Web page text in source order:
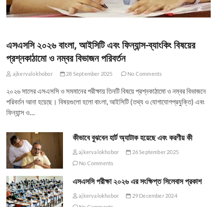
এসএসসি ২০২৬ বাংলা, আইসিটি এবং ফিন্যান্স-ব্যাংকিং বিষয়ের
প্রশ্নকাঠামো ও নম্বর বিভাজন পরিবর্তন
ajkervalokhobor 28 September 2025 No Comments
২০২৬ সালের এসএসসি ও সমমানের পরীক্ষায় তিনটি বিষয়ে প্রশ্নকাঠামো ও নম্বর বিভাজনে
পরিবর্তন আনা হয়েছে। বিষয়গুলো হলো বাংলা, আইসিটি (তথ্য ও যোগাযোগপ্রযুক্তি) এবং
ফিন্যান্স ও…
কীভাবে বুঝবেন হার্ট অ্যাটাক হয়েছে এবং করণীয় কী
ajkervalokhobor
26 September 2025
No Comments
এসএসসি পরীক্ষা ২০২৬ এর সংক্ষিপ্ত সিলেবাস প্রকাশ
ajkervalokhobor
29 December 2024